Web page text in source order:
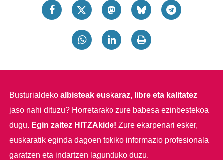
Busturialdekoalbisteak euskaraz, libre eta kalitatez
jaso nahi dituzu? Horretarako zure babesa ezinbestekoa
dugu. Egin zaitez HITZAkide!Zure ekarpenari esker,
euskaratik eginda dagoen tokiko informazio profesionala
garatzen eta indartzen lagunduko duzu.